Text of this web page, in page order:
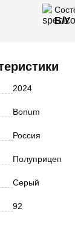
Б/У
2024
Bonum
Россия
Полуприцеп
Серый
92